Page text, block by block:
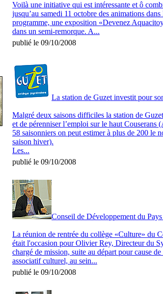
Voilà une initiative qui est intéressante et ô
jusqu’au samedi 11 octobre des animations
programme, une exposition «Devenez
dans un semi-remorque. A...
publié le 09/10/2008
La station de Guzet investit pour
Malgré deux saisons difficiles la station de
et de pérenniser l’emploi sur le haut
58 saisonniers on peut estimer à plus de 200 le
saison hiver).
Les...
publié le 09/10/2008
Conseil de Développement du
La réunion de rentrée du collège «Culture» du
était l'occasion pour Olivier Rey, Directeur du
chargé de mission, suite au départ pour cause
associatif culturel, au sein...
publié le 09/10/2008